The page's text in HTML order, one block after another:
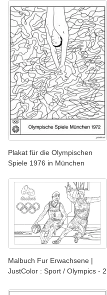
Plakat für die Olympischen
Spiele 1976 in München
Malbuch Fur Erwachsene |
JustColor : Sport / Olympics - 2